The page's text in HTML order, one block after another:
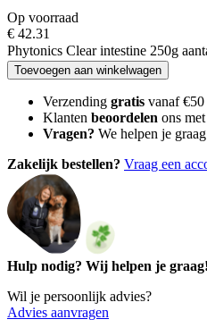
Op voorraad
€ 42.31
Phytonics Clear intestine 250g
Toevoegen aan winkelwagen
Verzending gratis vanaf €50
Klanten beoordelen ons
Vragen? We helpen je graag
Zakelijk bestellen? Vraag een
Hulp nodig? Wij helpen je graag!
Wil je persoonlijk advies?
Advies aanvragen